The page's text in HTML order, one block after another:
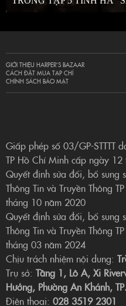
GIỚI THIỆU HARPER’S BAZAAR
CÁCH ĐẶT MUA TẠP CHÍ
CHÍNH SÁCH BẢO MẬT
Giấp phép số 03/GP-STTTT
TP Hồ Chí Minh cấp ngày
Quyết định sửa đổi, bổ sung
Thông Tin và Truyền Thông
tháng 10 năm 2020
Quyết định sửa đổi, bổ sung
Thông Tin và Truyền Thông
tháng 03 năm 2024
Chịu trách nhiệm nội dung:
Trụ sở: Tầng 1, Lô A, Xi
Hưởng, Phường An Khánh,
Điện thoại: 028 3519 2301